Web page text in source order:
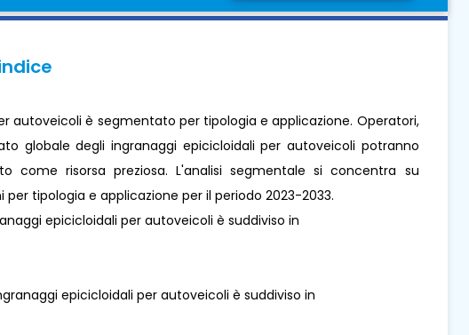
autoveicoli è segmentato per tipologia e applicazione. Operatori,
globale degli ingranaggi epicicloidali per autoveicoli potranno
come risorsa preziosa. L'analisi segmentale si concentra su
tipologia e applicazione per il periodo 2023-2033.
epicicloidali per autoveicoli è suddiviso in
epicicloidali per autoveicoli è suddiviso in